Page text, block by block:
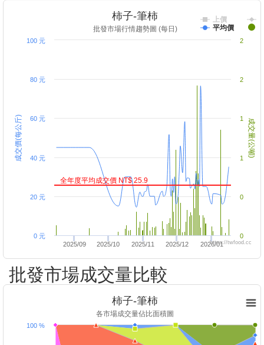
成交價(每公斤) 成交量(公噸)
柿子-筆柿
批發市場行情趨勢圖 (每日)
上價
平均價
2025/09 2025/10 2025/11 2025/12 2026/01
0 元
20 元
40 元
60 元
80 元
100 元
0
0
1
1
2
2
https://twfood.cc
全年度平均成交價 NT$ 25.9
批發市場成交量比較
柿子-筆柿
各市場成交量佔比面積圖
100 %